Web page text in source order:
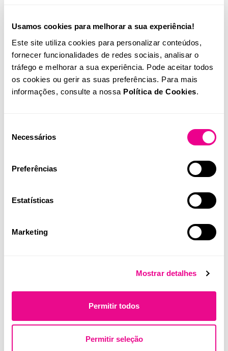
Usamos cookies para melhorar a sua experiência!
Este site utiliza cookies para personalizar conteúdos,
fornecer funcionalidades de redes sociais, analisar o
tráfego e melhorar a sua experiência. Pode aceitar todos
os cookies ou gerir as suas preferências. Para mais
informações, consulte a nossa Política de Cookies.
Necessários
Preferências
Estatísticas
Marketing
Mostrar detalhes
Permitir todos
Permitir seleção
consultas desnecessárias
Os exames duplicados desperdiçam tempo e atrasam quem
precisa de atenção. Este indicador ajuda a otimizar rotinas,
libertar tempo da equipa e extrair informação decisiva de
cada análise, sem passos redundantes.
recebe os cuidados, é possível perceber se a implementação
está a funcionar na prática, e ajustar onde for necessário
acompanhamento e os resultados?”
Analise a distribuição das respostas para identificar áreas
fortes e pontos a melhorar, e conjugue com comentários
Genómica aplicada: desafios
e limitações
Apesar de todo o potencial da genómica aplicada, existem
vários desafios que devem ser considerados para que a sua